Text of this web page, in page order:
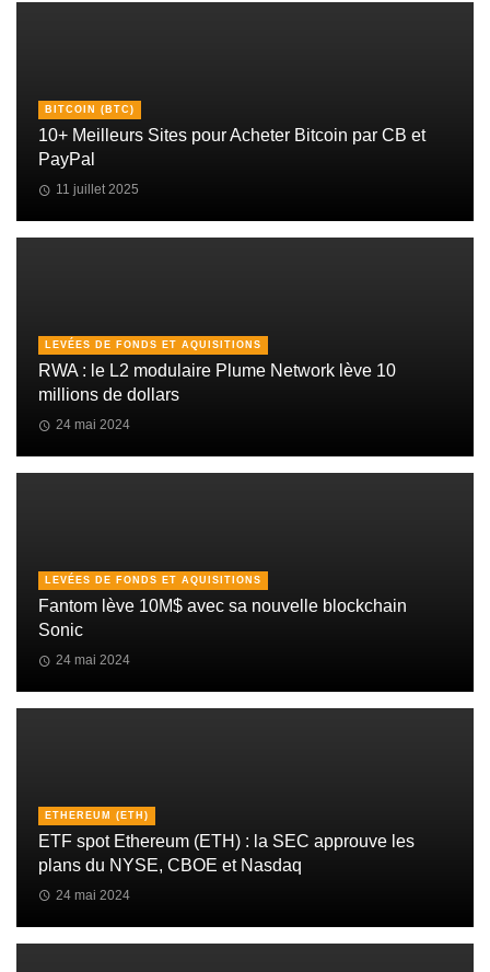
BITCOIN (BTC)
10+ Meilleurs Sites pour Acheter Bitcoin par CB et
PayPal
11 juillet 2025
LEVÉES DE FONDS ET AQUISITIONS
RWA : le L2 modulaire Plume Network lève 10
millions de dollars
24 mai 2024
LEVÉES DE FONDS ET AQUISITIONS
Fantom lève 10M$ avec sa nouvelle blockchain
Sonic
24 mai 2024
ETHEREUM (ETH)
ETF spot Ethereum (ETH) : la SEC approuve les
plans du NYSE, CBOE et Nasdaq
24 mai 2024